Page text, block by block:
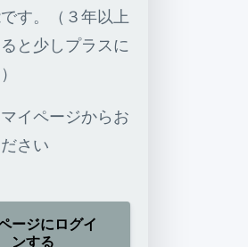
す。（３年以上
と少しプラスに
イページからお
さい
ージにログイ
ンする